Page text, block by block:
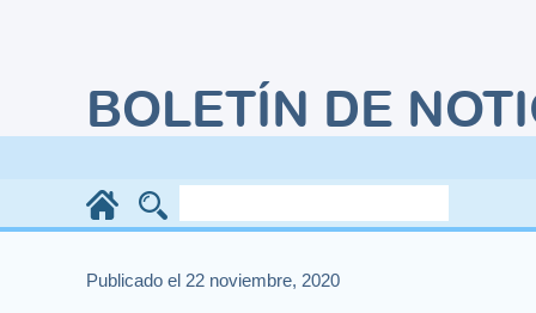
BOLETÍN DE
Publicado el 22 noviembre, 2020